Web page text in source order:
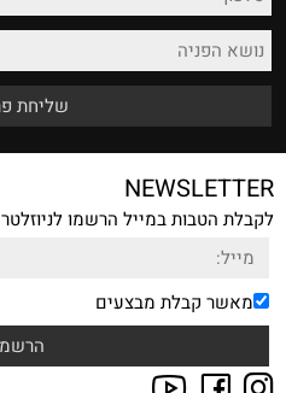
NEWSLETTER
לקבלת הטבות במייל הרשמו לניוזלטר
מאשר קבלת מבצעים